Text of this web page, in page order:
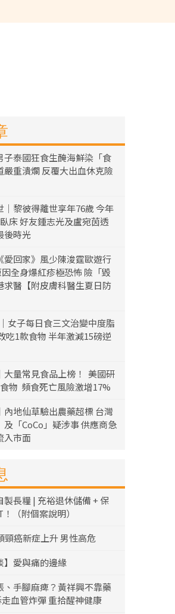
子泰國狂食生醃海鮮染「食
嚴重潰爛 反覆大出血休克險
｜黎彼得離世享年76歲 今年
床 好友鍾志光及盧宛茵透
後時光
愛回家》風少陳浚霆歐遊行
全身爆紅疹極恐怖 險「毀
求醫【附皮膚科醫生夏日防
女子每日食三文治變中度脂
吃1款食物 半年激減15磅逆
大量常見食品上榜！ 美國研
物 頻食死亡風險激增17%
內地仙草驗出農藥超標 台灣
及「CoCo」疑涉事 供應商急
入市面
製長糧 | 充裕退休儲備 + 保
（附個案說明）
頸癌新症上升 男性高危
】愛與痛的邊緣
、手腳麻痺？黃祥興不靠藥
血管炸彈 重拾醒神健康